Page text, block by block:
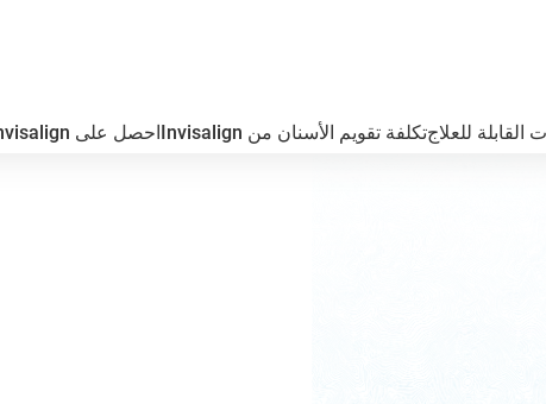
القابلة للعلاجتكلفة تقويم الأسنان من Invisalign احصل على Invisalign